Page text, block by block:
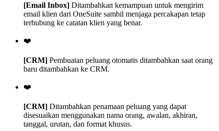
[Email Inbox] Ditambahkan kemampuan untuk mengirim
email klien dari OneSuite sambil menjaga percakapan tetap
terhubung ke catatan klien yang benar.
❤️
[CRM] Pembuatan peluang otomatis ditambahkan saat orang
baru ditambahkan ke CRM.
❤️
[CRM] Ditambahkan penamaan peluang yang dapat
disesuaikan menggunakan nama orang, awalan, akhiran,
tanggal, urutan, dan format khusus.